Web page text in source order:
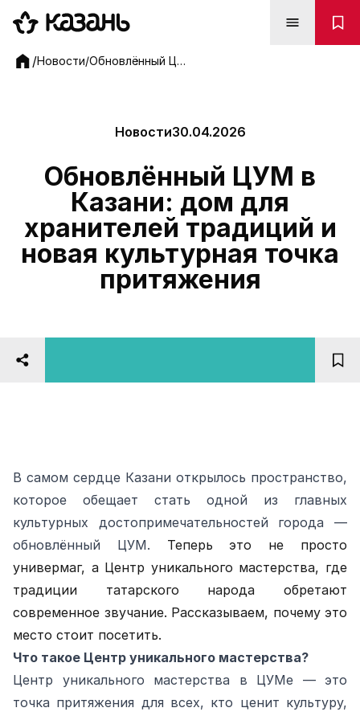
Обновлённый ЦУМ в Казани: дом для хранителей
/Новости/ Обновлённый ЦУМ в Казани: дом для хранителей традиций и новая культурная точка притяжения
Новости30.04.2026
Обновлённый ЦУМ в
Казани: дом для
хранителей традиций и
новая культурная точка
притяжения
Фото: Гульнара Юсупова
В самом сердце Казани открылось пространство,
которое обещает стать одной из главных
культурных достопримечательностей города —
обновлённый ЦУМ. Теперь это не просто
универмаг, а Центр уникального мастерства, где
традиции татарского народа обретают
современное звучание. Рассказываем, почему это
место стоит посетить.
Что такое Центр уникального мастерства?
Центр уникального мастерства в ЦУМе — это
точка притяжения для всех, кто ценит культуру,